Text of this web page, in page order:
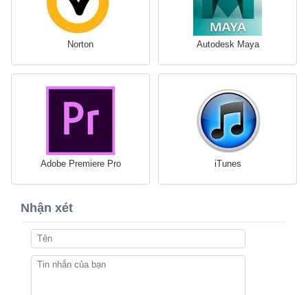
Norton Autodesk Maya
Adobe Premiere Pro iTunes
Nhận xét